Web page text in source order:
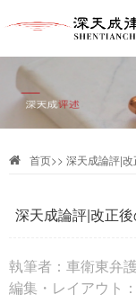
首页>> 深天成論評|
深天成論評|改正
執筆者：車衛東弁
編集・レイアウト